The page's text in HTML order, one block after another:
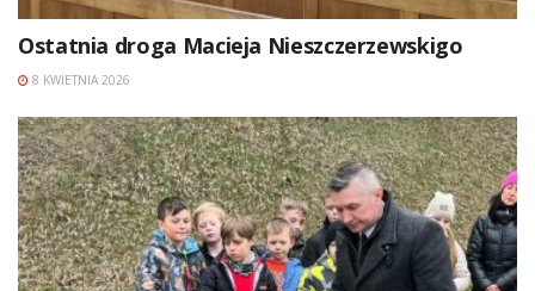
Ostatnia droga Macieja Nieszczerzewskigo
8 KWIETNIA 2026